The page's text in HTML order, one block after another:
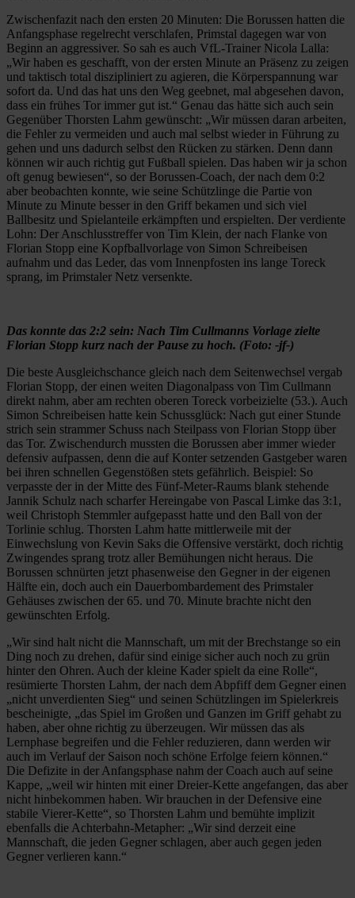
Zwischenfazit nach den ersten 20 Minuten: Die Borussen hatten die
Anfangsphase regelrecht verschlafen, Primstal dagegen war von
Beginn an aggressiver. So sah es auch VfL-Trainer Nicola Lalla:
„Wir haben es geschafft, von der ersten Minute an Präsenz zu zeigen
und taktisch total diszipliniert zu agieren, die Körperspannung war
sofort da. Und das hat uns den Weg geebnet, mal abgesehen davon,
dass ein frühes Tor immer gut ist.“ Genau das hätte sich auch sein
Gegenüber Thorsten Lahm gewünscht: „Wir müssen daran arbeiten,
die Fehler zu vermeiden und auch mal selbst wieder in Führung zu
gehen und uns dadurch selbst den Rücken zu stärken. Denn dann
können wir auch richtig gut Fußball spielen. Das haben wir ja schon
oft genug bewiesen“, so der Borussen-Coach, der nach dem 0:2
aber beobachten konnte, wie seine Schützlinge die Partie von
Minute zu Minute besser in den Griff bekamen und sich viel
Ballbesitz und Spielanteile erkämpften und erspielten. Der verdiente
Lohn: Der Anschlusstreffer von Tim Klein, der nach Flanke von
Florian Stopp eine Kopfballvorlage von Simon Schreibeisen
aufnahm und das Leder, das vom Innenpfosten ins lange Toreck
sprang, im Primstaler Netz versenkte.
Das konnte das 2:2 sein: Nach Tim Cullmanns Vorlage zielte
Florian Stopp kurz nach der Pause zu hoch. (Foto: -jf-)
Die beste Ausgleichschance gleich nach dem Seitenwechsel vergab
Florian Stopp, der einen weiten Diagonalpass von Tim Cullmann
direkt nahm, aber am rechten oberen Toreck vorbeizielte (53.). Auch
Simon Schreibeisen hatte kein Schussglück: Nach gut einer Stunde
strich sein strammer Schuss nach Steilpass von Florian Stopp über
das Tor. Zwischendurch mussten die Borussen aber immer wieder
defensiv aufpassen, denn die auf Konter setzenden Gastgeber waren
bei ihren schnellen Gegenstößen stets gefährlich. Beispiel: So
verpasste der in der Mitte des Fünf-Meter-Raums blank stehende
Jannik Schulz nach scharfer Hereingabe von Pascal Limke das 3:1,
weil Christoph Stemmler aufgepasst hatte und den Ball von der
Torlinie schlug. Thorsten Lahm hatte mittlerweile mit der
Einwechslung von Kevin Saks die Offensive verstärkt, doch richtig
Zwingendes sprang trotz aller Bemühungen nicht heraus. Die
Borussen schnürten jetzt phasenweise den Gegner in der eigenen
Hälfte ein, doch auch ein Dauerbombardement des Primstaler
Gehäuses zwischen der 65. und 70. Minute brachte nicht den
gewünschten Erfolg.
„Wir sind halt nicht die Mannschaft, um mit der Brechstange so ein
Ding noch zu drehen, dafür sind einige sicher auch noch zu grün
hinter den Ohren. Auch der kleine Kader spielt da eine Rolle“,
resümierte Thorsten Lahm, der nach dem Abpfiff dem Gegner einen
„nicht unverdienten Sieg“ und seinen Schützlingen im Spielerkreis
bescheinigte, „das Spiel im Großen und Ganzen im Griff gehabt zu
haben, aber ohne richtig zu überzeugen. Wir müssen das als
Lernphase begreifen und die Fehler reduzieren, dann werden wir
auch im Verlauf der Saison noch schöne Erfolge feiern können.“
Die Defizite in der Anfangsphase nahm der Coach auch auf seine
Kappe, „weil wir hinten mit einer Dreier-Kette angefangen, das aber
nicht hinbekommen haben. Wir brauchen in der Defensive eine
stabile Vierer-Kette“, so Thorsten Lahm und bemühte implizit
ebenfalls die Achterbahn-Metapher: „Wir sind derzeit eine
Mannschaft, die jeden Gegner schlagen, aber auch gegen jeden
Gegner verlieren kann.“